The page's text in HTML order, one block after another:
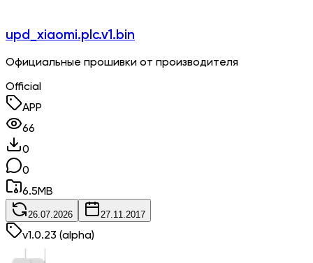
upd_xiaomi.plc.v1.bin
Официальные прошивки от производителя
Official
APP
66
0
0
6.5MB
26.07.2026 27.11.2017
v1.0.23 (alpha)